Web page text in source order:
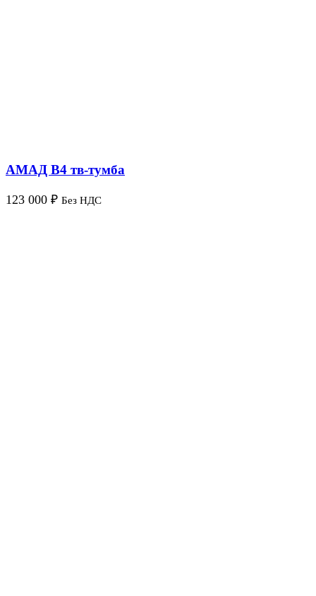
АМАД В4 тв-тумба
123 000 ₽ Без НДС